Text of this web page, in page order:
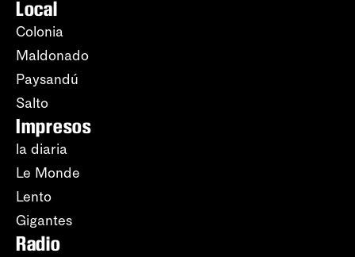
Local
Colonia
Maldonado
Paysandú
Salto
Impresos
la diaria
Le Monde
Lento
Gigantes
Radio